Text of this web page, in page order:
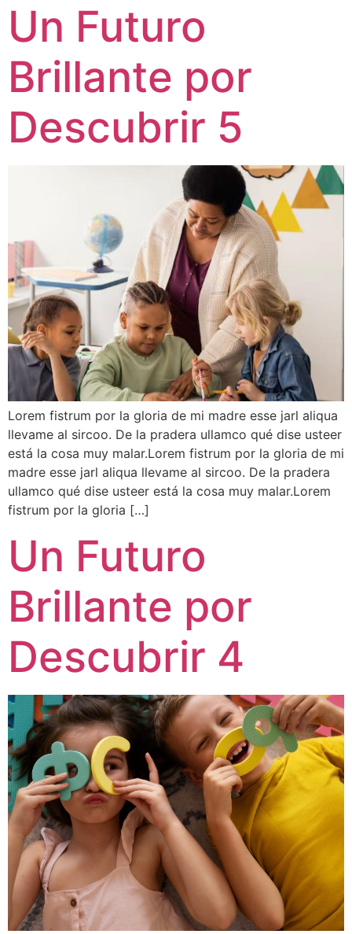
Un Futuro
Brillante por
Descubrir 5
Lorem fistrum por la gloria de mi madre esse jarl aliqua
llevame al sircoo. De la pradera ullamco qué dise usteer
está la cosa muy malar.Lorem fistrum por la gloria de mi
madre esse jarl aliqua llevame al sircoo. De la pradera
ullamco qué dise usteer está la cosa muy malar.Lorem
fistrum por la gloria […]
Un Futuro
Brillante por
Descubrir 4